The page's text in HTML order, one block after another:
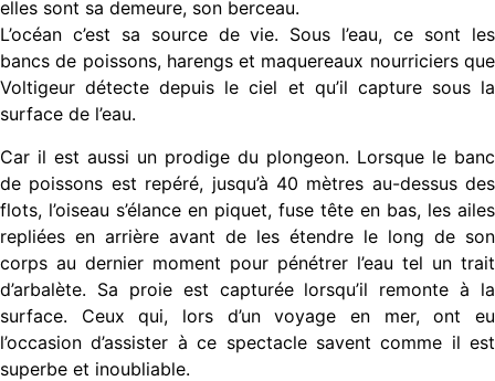
elles sont sa demeure, son berceau.
L’océan c’est sa source de vie. Sous l’eau, ce sont les
bancs de poissons, harengs et maquereaux nourriciers que
Voltigeur détecte depuis le ciel et qu’il capture sous la
surface de l’eau.
Car il est aussi un prodige du plongeon. Lorsque le banc
de poissons est repéré, jusqu’à 40 mètres au-dessus des
flots, l’oiseau s’élance en piquet, fuse tête en bas, les ailes
repliées en arrière avant de les étendre le long de son
corps au dernier moment pour pénétrer l’eau tel un trait
d’arbalète. Sa proie est capturée lorsqu’il remonte à la
surface. Ceux qui, lors d’un voyage en mer, ont eu
l’occasion d’assister à ce spectacle savent comme il est
superbe et inoubliable.